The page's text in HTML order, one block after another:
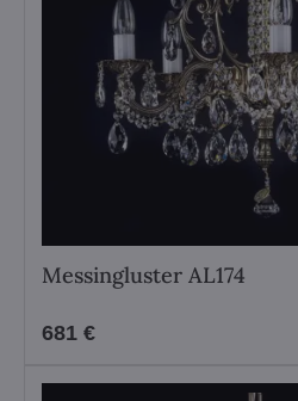
Messingluster AL174
681 €